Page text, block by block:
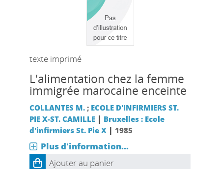
texte imprimé
L'alimentation chez la femme
immigrée marocaine enceinte
COLLANTES M.; ECOLE D'INFIRMIERS ST.
PIE X-ST. CAMILLE | Bruxelles : Ecole
d'infirmiers St. Pie X| 1985
Plus d'information...
Ajouter au panier